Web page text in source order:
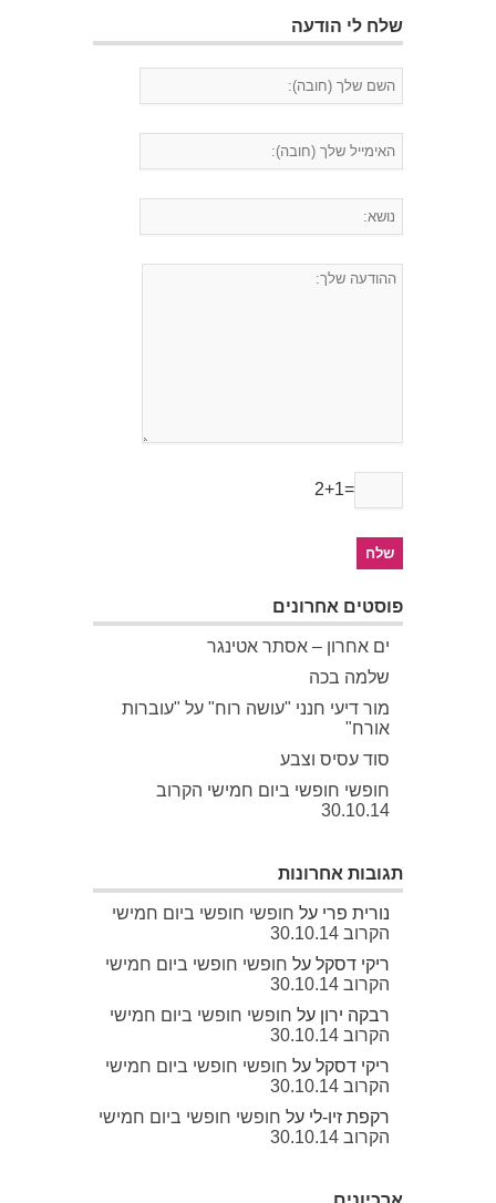
שלח לי הודעה
2+1=
פוסטים אחרונים
ים אחרון – אסתר אטינגר
שלמה בכה
מור דיעי חנני "עושה רוח" על "עוברות
אורח"
סוד עסיס וצבע
חופשי חופשי ביום חמישי הקרוב
30.10.14
תגובות אחרונות
נורית פרי על חופשי חופשי ביום חמישי
הקרוב 30.10.14
ריקי דסקל על חופשי חופשי ביום חמישי
הקרוב 30.10.14
רבקה ירון על חופשי חופשי ביום חמישי
הקרוב 30.10.14
ריקי דסקל על חופשי חופשי ביום חמישי
הקרוב 30.10.14
רקפת זיו-לי על חופשי חופשי ביום חמישי
הקרוב 30.10.14